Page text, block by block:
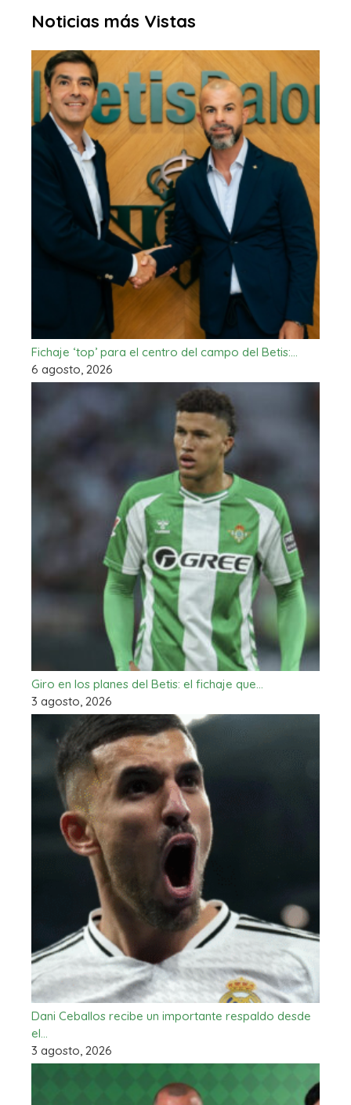
Noticias más Vistas
Fichaje ‘top’ para el centro del campo del Betis:…
6 agosto, 2026
Giro en los planes del Betis: el fichaje que…
3 agosto, 2026
Dani Ceballos recibe un importante respaldo desde
el…
3 agosto, 2026